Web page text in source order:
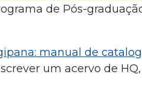
de Pós-
manual de
um acervo de